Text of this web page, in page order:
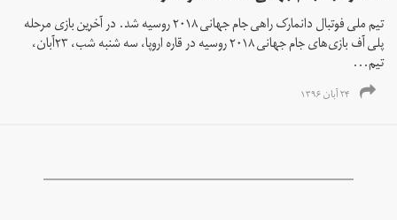
تیم ملی فوتبال دانمارک راهی جام جهانی ۲۰۱۸ روسيه شد. در آخرين بازی مرحله
پلی آف بازی‌های جام جهانی ٢٠١٨ روسيه در قاره اروپا، سه شنبه شب، ۲۳آبان،
تيم‌...
۲۴ آبان ۱۳۹۶